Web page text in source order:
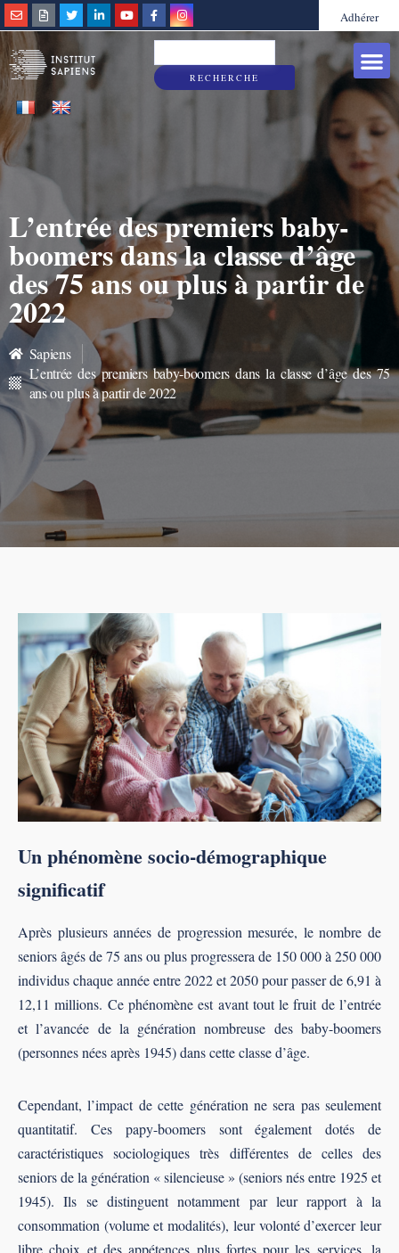
Adhérer
RECHERCHE
L’entrée des premiers baby-
boomers dans la classe d’âge
des 75 ans ou plus à partir de
2022
Sapiens
L’entrée des premiers baby-boomers dans la classe d’âge des 75
ans ou plus à partir de 2022
Un phénomène socio-démographique
significatif
Après plusieurs années de progression mesurée, le nombre de
seniors âgés de 75 ans ou plus progressera de 150 000 à 250 000
individus chaque année entre 2022 et 2050 pour passer de 6,91 à
12,11 millions. Ce phénomène est avant tout le fruit de l’entrée
et l’avancée de la génération nombreuse des baby-boomers
(personnes nées après 1945) dans cette classe d’âge.
Cependant, l’impact de cette génération ne sera pas seulement
quantitatif. Ces papy-boomers sont également dotés de
caractéristiques sociologiques très différentes de celles des
seniors de la génération « silencieuse » (seniors nés entre 1925 et
1945). Ils se distinguent notamment par leur rapport à la
consommation (volume et modalités), leur volonté d’exercer leur